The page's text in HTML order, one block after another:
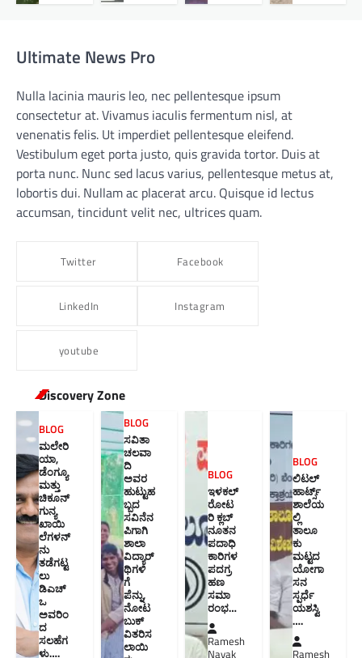
Ultimate News Pro
Nulla lacinia mauris leo, nec pellentesque ipsum
consectetur at. Vivamus iaculis fermentum nisl, at
venenatis felis. Ut imperdiet pellentesque eleifend.
Vestibulum eget porta justo, quis gravida tortor. Duis at
porta nunc. Nunc sed lacus varius, pellentesque metus at,
lobortis dui. Nullam ac placerat arcu. Quisque id lectus
accumsan, tincidunt velit nec, ultrices quam.
Twitter Facebook
LinkedIn Instagram
youtube
Discovery Zone
BLOG
ಮಲೇರಿ
ಯಾ,
ಡೆಂಗ್ಯೂ
ಮತ್ತು
ಚಿಕೂನ್
ಗುನ್ಯ
ಖಾಯಿ
ಲೆಗಳನ್
ನು
ತಡೆಗಟ್ಟ
ಲು
ಡಿಎಚ್‌
ಒ
ಅವರಿಂ
ದ
ಸಲಹೆಗ
ಳು….
BLOG
ಸವಿತಾ
ಚಲವಾ
ದಿ
ಅವರ
ಹುಟ್ಟುಹ
ಬ್ಬದ
ಸವಿನೆನ
ಪಿಗಾಗಿ
ಶಾಲಾ
ವಿದ್ಯಾರ್
ಥಿಗಳಿ
ಗೆ
ಪೆನ್ನು,
ನೋಟ
ಬುಕ್
ವಿತರಿಸ
ಲಾಯಿ
BLOG
ಇಳಕಲ್
ರೋಟ
ರಿ ಕ್ಲಬ್
ನೂತನ‌
ಪದಾಧಿ
ಕಾರಿಗಳ
ಪದಗ್ರ
ಹಣ
ಸಮಾ
ರಂಭ…
Ramesh
Nayak
BLOG
ಲಿಟಲ್
ಹಾರ್ಟ್ಸ್
ಶಾಲೆಯ
ಲ್ಲಿ
ತಾಲೂ
ಕು
ಮಟ್ಟದ
ಯೋಗಾ
ಸನ
ಸ್ಪರ್ಧೆ
ಯಶಸ್ವಿ
….
Ramesh